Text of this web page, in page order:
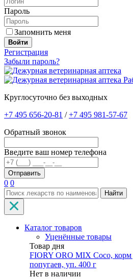
Пароль
Запомнить меня
Войти
Регистрация
Забыли пароль?
Круглосуточно без выходных
+7 495 656-20-81 /+7 495 981-57-67
Обратный звонок
Введите ваш номер телефона
0 0
Найти
Каталог товаров
Уценённые товары
Товар дня
FIORY ORO MIX Coco, корм
попугаев, уп. 400 г
Нет в наличии